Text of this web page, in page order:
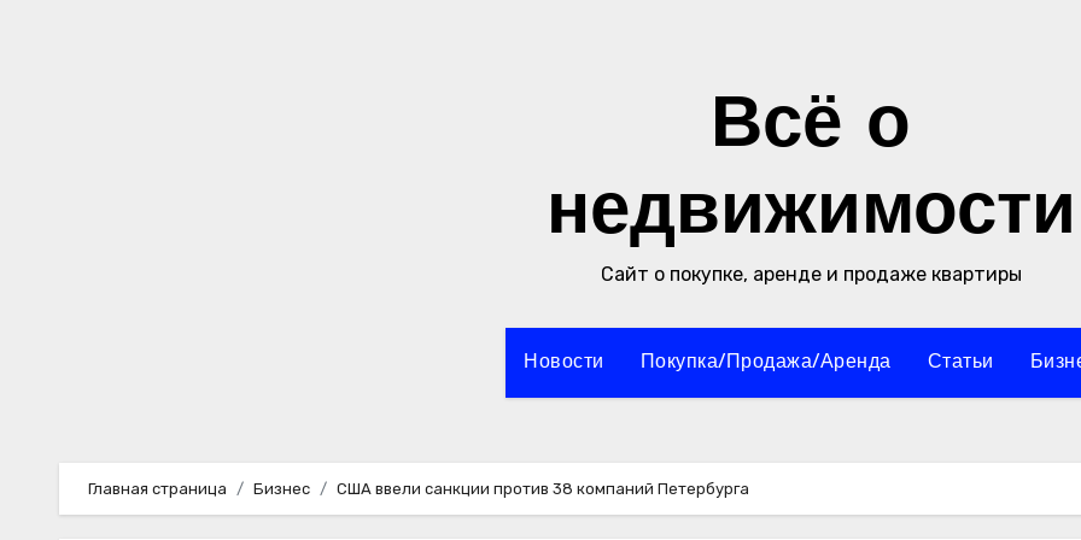
Всё о
недвижимости
Сайт о покупке, аренде и продаже квартиры
Новости Покупка/Продажа/Аренда Статьи
Главная страница Бизнес США ввели санкции против 38 компаний Петербурга